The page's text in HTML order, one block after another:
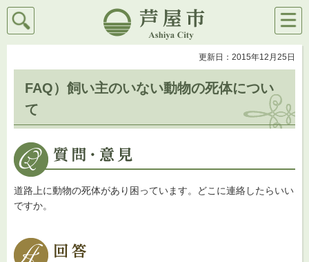
芦屋市
検索
メニ
ュー
更新日：2015年12月25日
FAQ）飼い主のいない動物の死体につい
て
道路上に動物の死体があり困っています。どこに連絡したらいい
ですか。